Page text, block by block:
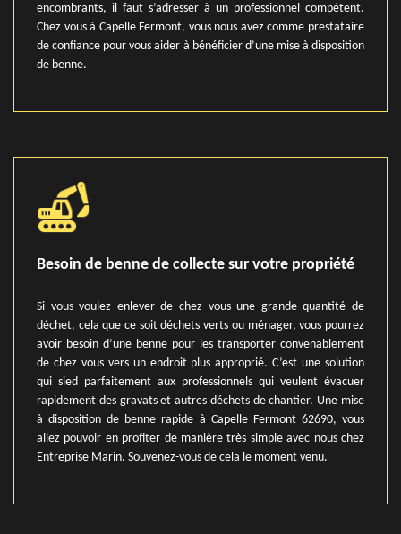
encombrants, il faut s’adresser à un professionnel compétent.
Chez vous à Capelle Fermont, vous nous avez comme prestataire
de confiance pour vous aider à bénéficier d’une mise à disposition
de benne.
Besoin de benne de collecte sur votre propriété
Si vous voulez enlever de chez vous une grande quantité de
déchet, cela que ce soit déchets verts ou ménager, vous pourrez
avoir besoin d’une benne pour les transporter convenablement
de chez vous vers un endroit plus approprié. C’est une solution
qui sied parfaitement aux professionnels qui veulent évacuer
rapidement des gravats et autres déchets de chantier. Une mise
à disposition de benne rapide à Capelle Fermont 62690, vous
allez pouvoir en profiter de manière très simple avec nous chez
Entreprise Marin. Souvenez-vous de cela le moment venu.